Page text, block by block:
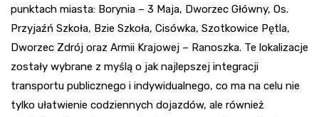
punktach miasta: Borynia – 3 Maja, Dworzec Główny, Os.
Przyjaźń Szkoła, Bzie Szkoła, Cisówka, Szotkowice Pętla,
Dworzec Zdrój oraz Armii Krajowej – Ranoszka. Te lokalizacje
zostały wybrane z myślą o jak najlepszej integracji
transportu publicznego i indywidualnego, co ma na celu nie
tylko ułatwienie codziennych dojazdów, ale również